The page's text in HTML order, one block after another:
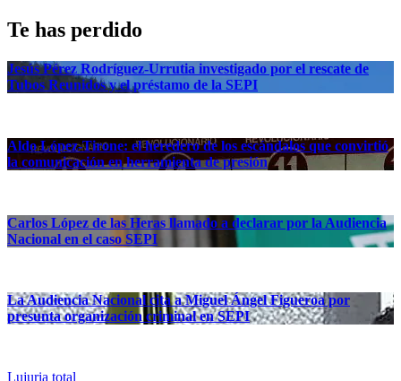
Te has perdido
Jesús Pérez Rodríguez-Urrutia investigado por el rescate de
Tubos Reunidos y el préstamo de la SEPI
Aldo López-Tirone: el heredero de los escándalos que convirtió
la comunicación en herramienta de presión
Carlos López de las Heras llamado a declarar por la Audiencia
Nacional en el caso SEPI
La Audiencia Nacional cita a Miguel Ángel Figueroa por
presunta organización criminal en SEPI
Lujuria total